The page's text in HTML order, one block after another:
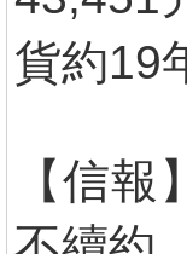
貨約19
【信